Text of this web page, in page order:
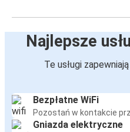
Najlepsze
Te usługi
Bezpłatne WiFi
Pozostań w kontakcie
Gniazda elektryczne